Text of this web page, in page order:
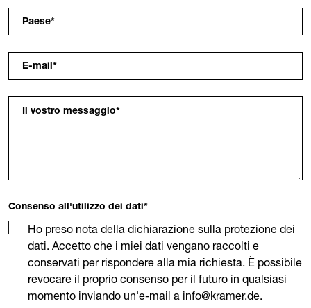
Paese*
E-mail*
Il vostro messaggio*
Consenso all'utilizzo dei dati*
Ho preso nota della dichiarazione sulla protezione dei
dati. Accetto che i miei dati vengano raccolti e
conservati per rispondere alla mia richiesta. È possibile
revocare il proprio consenso per il futuro in qualsiasi
momento inviando un'e-mail a info@kramer.de.